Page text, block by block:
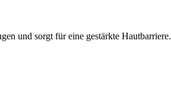
und sorgt für eine gestärkte Hautbarriere.